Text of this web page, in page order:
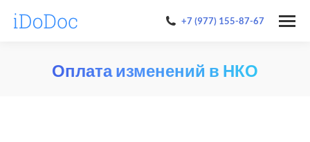
+7 (977) 155-87-67
Оплата изменений в НКО